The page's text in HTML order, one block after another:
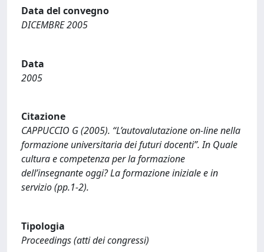
Data del convegno
DICEMBRE 2005
Data
2005
Citazione
CAPPUCCIO G (2005). “L’autovalutazione on-line nella
formazione universitaria dei futuri docenti”. In Quale
cultura e competenza per la formazione
dell’insegnante oggi? La formazione iniziale e in
servizio (pp.1-2).
Tipologia
Proceedings (atti dei congressi)